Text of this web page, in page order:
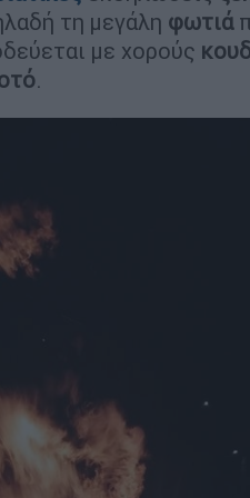
τη μεγάλη φωτιά
με χορούς
.